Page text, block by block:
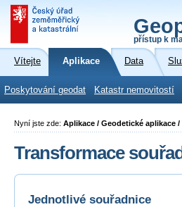
přístup k
Vítejte Aplikace Data
Poskytování geodat Katastr nemovitostí
Nyní jste zde: Aplikace / Geodetické aplikace
Transformace
Jednotlivé souřadnice